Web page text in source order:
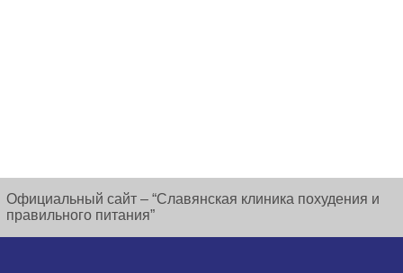
Официальный сайт – “Славянская клиника похудения и
правильного питания”